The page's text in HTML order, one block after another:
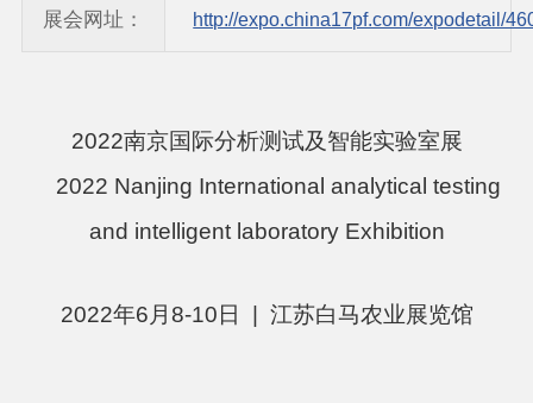
展会网址： http://expo.china17pf.com/expodetail/
2022南京国际分析测试及智能实验室展
2022 Nanjing International analytical testing
and intelligent laboratory Exhibition
2022年6月8-10日 | 江苏白马农业展览馆